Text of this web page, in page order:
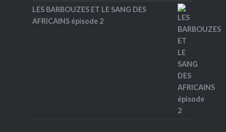
LES BARBOUZES ET LE SANG DES
AFRICAINS épisode 2